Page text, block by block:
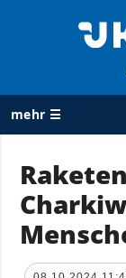
mehr ☰
ALLE
RUBRIKEN
Krieg